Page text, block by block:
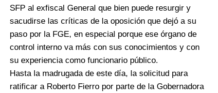
SFP al exfiscal General que bien puede resurgir y
sacudirse las críticas de la oposición que dejó a su
paso por la FGE, en especial porque ese órgano de
control interno va más con sus conocimientos y con
su experiencia como funcionario público.
Hasta la madrugada de este día, la solicitud para
ratificar a Roberto Fierro por parte de la Gobernadora